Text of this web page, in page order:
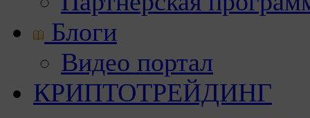
Блоги
Видео портал
КРИПТОТРЕЙДИНГ